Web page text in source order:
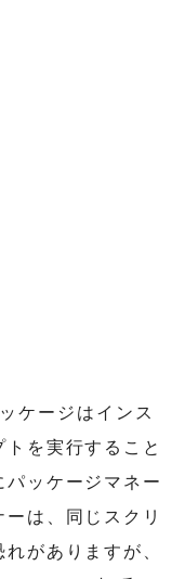
ケージはインス
を実行すること
ッケージマネー
は、同じスクリ
がありますが、